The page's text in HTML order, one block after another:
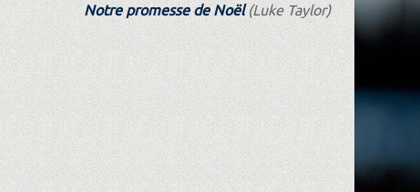
Notre promesse de Noël(Luke Taylor)